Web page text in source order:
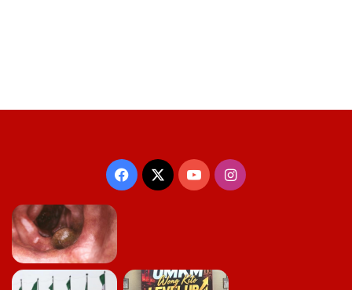
Facebook
X YouTubeInstagram